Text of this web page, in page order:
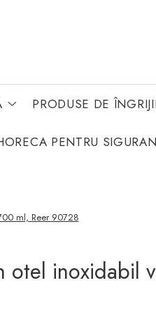
PRODUSE DE
PENTRU
ml, Reer 90728
otel inoxidabil